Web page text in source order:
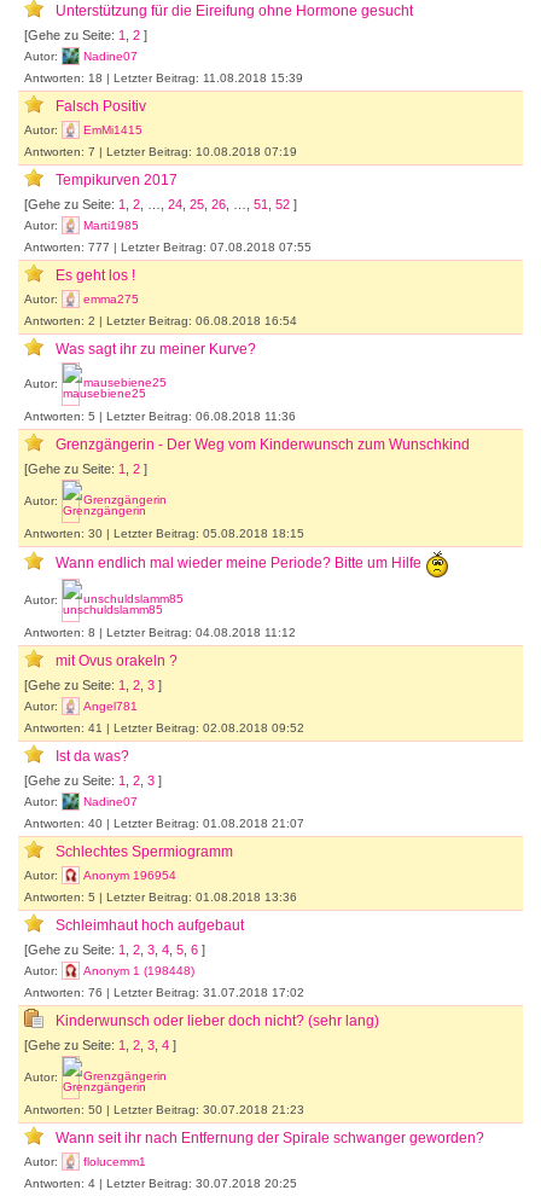
Unterstützung für die Eireifung ohne Hormone gesucht
[Gehe zu Seite: 1 2 ]
Autor:
Nadine07
Antworten: 18 | Letzter Beitrag: 11.08.2018 15:39
Falsch Positiv
Autor:
EmMi1415
Antworten: 7 | Letzter Beitrag: 10.08.2018 07:19
Tempikurven 2017
[Gehe zu Seite: 1 2 24 25 26 51 52 ]
Autor:
Marti1985
Antworten: 777 | Letzter Beitrag: 07.08.2018 07:55
Es geht los !
Autor:
emma275
Antworten: 2 | Letzter Beitrag: 06.08.2018 16:54
Was sagt ihr zu meiner Kurve?
Autor: mausebiene25
Antworten: 5 | Letzter Beitrag: 06.08.2018 11:36
Grenzgängerin - Der Weg vom Kinderwunsch zum Wunschkind
[Gehe zu Seite: 1 2 ]
Autor: Grenzgängerin
Antworten: 30 | Letzter Beitrag: 05.08.2018 18:15
Wann endlich mal wieder meine Periode? Bitte um Hilfe
Autor: unschuldslamm85
Antworten: 8 | Letzter Beitrag: 04.08.2018 11:12
mit Ovus orakeln ?
[Gehe zu Seite: 1 2 3 ]
Autor:
Angel781
Antworten: 41 | Letzter Beitrag: 02.08.2018 09:52
Ist da was?
[Gehe zu Seite: 1 2 3 ]
Autor:
Nadine07
Antworten: 40 | Letzter Beitrag: 01.08.2018 21:07
Schlechtes Spermiogramm
Autor:
Anonym 196954
Antworten: 5 | Letzter Beitrag: 01.08.2018 13:36
Schleimhaut hoch aufgebaut
[Gehe zu Seite: 1 2 3 4 5 6 ]
Autor:
Anonym 1 (198448)
Antworten: 76 | Letzter Beitrag: 31.07.2018 17:02
Kinderwunsch oder lieber doch nicht? (sehr lang)
[Gehe zu Seite: 1 2 3 4 ]
Autor: Grenzgängerin
Antworten: 50 | Letzter Beitrag: 30.07.2018 21:23
Wann seit ihr nach Entfernung der Spirale schwanger geworden?
Autor:
flolucemm1
Antworten: 4 | Letzter Beitrag: 30.07.2018 20:25